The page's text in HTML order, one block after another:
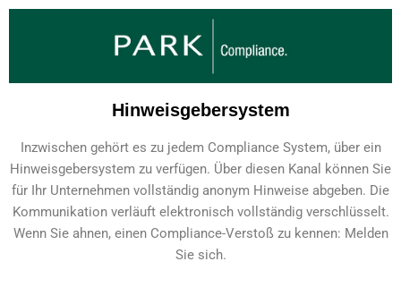
Hinweisgebersystem
Inzwischen gehört es zu jedem Compliance System, über ein
Hinweisgebersystem zu verfügen. Über diesen Kanal können Sie
für Ihr Unternehmen vollständig anonym Hinweise abgeben. Die
Kommunikation verläuft elektronisch vollständig verschlüsselt.
Wenn Sie ahnen, einen Compliance-Verstoß zu kennen: Melden
Sie sich.